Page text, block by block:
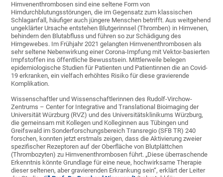
Hirnvenenthrombosen sind eine seltene Form von
Hirndurchblutungsstörungen, die im Gegensatz zum klassischen
Schlaganfall, häufiger auch jüngere Menschen betrifft. Aus weitgehend
ungeklärter Ursache entstehen Blutgerinnsel (Thromben) in Hirnvenen,
behindern den Blutabfluss und führen so zur Schädigung des
Hirngewebes. Im Frühjahr 2021 gelangten Hirnvenenthrombosen als
sehr seltene Nebenwirkung einer Corona-Impfung mit Vektor-basierten
Impfstoffen ins öffentliche Bewusstsein. Mittlerweile belegen
epidemiologische Studien für Patienten und Patientinnen die an Covid-
19 erkranken, ein vielfach erhöhtes Risiko für diese gravierende
Komplikation.
Wissenschaftler und Wissenschaftlerinnen des Rudolf-Virchow-
Zentrums – Center for Integrative and Translational Bioimaging der
Universität Würzburg (RVZ) und des Universitätsklinikums Würzburg,
die gemeinsam mit Kollegen und Kolleginnen aus Tübingen und
Greifswald im Sonderforschungsbereich Transregio (SFB TR) 240
forschen, konnten jetzt erstmals zeigen, dass die Aktivierung zweier
spezifischer Rezeptoren auf der Oberfläche von Blutplättchen
(Thrombozyten) zu Hirnvenenthrombosen führt. „Diese überraschende
Erkenntnis könnte Grundlage für eine neue, hochwirksame Therapie
dieser seltenen, aber gravierenden Erkrankung sein“, erklärt der Leiter